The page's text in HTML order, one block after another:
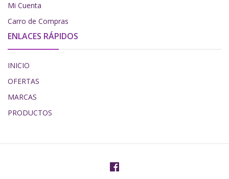
Mi Cuenta
Carro de Compras
ENLACES RÁPIDOS
INICIO
OFERTAS
MARCAS
PRODUCTOS